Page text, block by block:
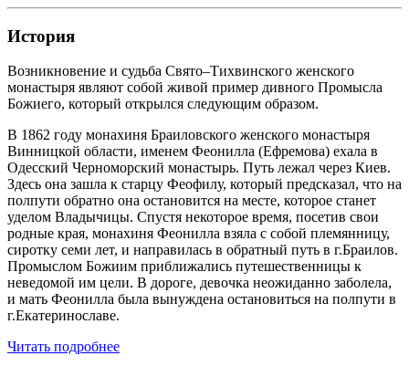
История
Возникновение и судьба Свято–Тихвинского женского
монастыря являют собой живой пример дивного Промысла
Божиего, который открылся следующим образом.
В 1862 году монахиня Браиловского женского монастыря
Винницкой области, именем Феонилла (Ефремова) ехала в
Одесский Черноморский монастырь. Путь лежал через Киев.
Здесь она зашла к старцу Феофилу, который предсказал, что на
полпути обратно она остановится на месте, которое станет
уделом Владычицы. Спустя некоторое время, посетив свои
родные края, монахиня Феонилла взяла с собой племянницу,
сиротку семи лет, и направилась в обратный путь в г.Браилов.
Промыслом Божиим приближались путешественницы к
неведомой им цели. В дороге, девочка неожиданно заболела,
и мать Феонилла была вынуждена остановиться на полпути в
г.Екатеринославе.
Читать подробнее